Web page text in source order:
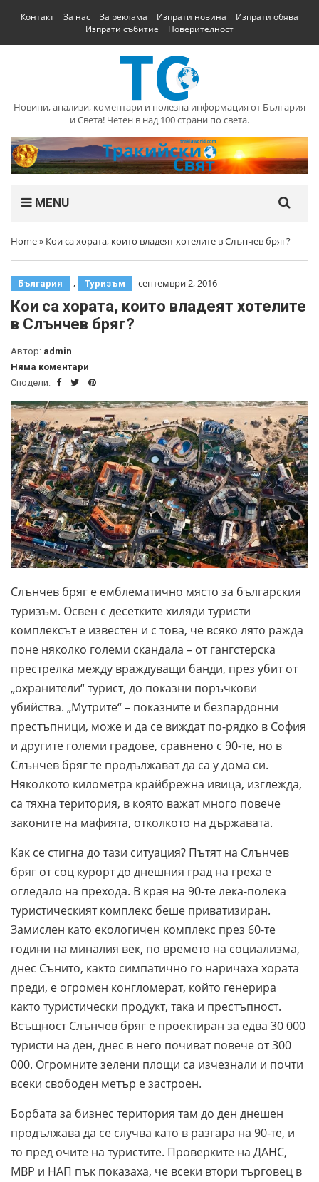
Контакт За нас За реклама Изпрати новина
Изпрати обява
Изпрати събитие
Поверителност
Новини, анализи, коментари и полезна информация от България
и Света! Четен в над 100 страни по света.
MENU
Home» Кои са хората, които владеят хотелите в Слънчев бряг?
България , Туризъм септември 2, 2016
Кои са хората, които владеят хотелите
в Слънчев бряг?
Автор: admin
Няма коментари
Сподели:
Слънчев бряг е емблематично място за българския
туризъм. Освен с десетките хиляди туристи
комплексът е известен и с това, че всяко лято ражда
поне няколко големи скандала – от гангстерска
престрелка между враждуващи банди, през убит от
„охранители“ турист, до показни поръчкови
убийства. „Мутрите“ – показните и безпардонни
престъпници, може и да се виждат по-рядко в София
и другите големи градове, сравнено с 90-те, но в
Слънчев бряг те продължават да са у дома си.
Няколкото километра крайбрежна ивица, изглежда,
са тяхна територия, в която важат много повече
законите на мафията, отколкото на държавата.
Как се стигна до тази ситуация? Пътят на Слънчев
бряг от соц курорт до днешния град на греха е
огледало на прехода. В края на 90-те лека-полека
туристическият комплекс беше приватизиран.
Замислен като екологичен комплекс през 60-те
години на миналия век, по времето на социализма,
днес Сънито, както симпатично го наричаха хората
преди, е огромен конгломерат, който генерира
както туристически продукт, така и престъпност.
Всъщност Слънчев бряг е проектиран за едва 30 000
туристи на ден, днес в него почиват повече от 300
000. Огромните зелени площи са изчезнали и почти
всеки свободен метър е застроен.
Борбата за бизнес територия там до ден днешен
продължава да се случва като в разгара на 90-те, и
то пред очите на туристите. Проверките на ДАНС,
МВР и НАП пък показаха, че всеки втори търговец в